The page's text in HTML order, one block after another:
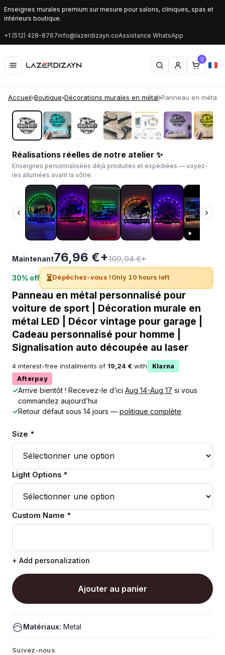
Enseignes murales premium sur mesure pour salons, cliniques, spas et
intérieurs boutique.
+1 (512) 428-8767info@lazerdizayn.coAssistance WhatsApp
0
Accueil›Boutique›Décorations murales en métal›Panneau en métal
‹ ›
Réalisations réelles de notre atelier ✨
Enseignes personnalisées déjà produites et expédiées — voyez-
les allumées avant la vôtre.
‹ ›
Maintenant76,96 €+109,94 €+
30% off ⏳Dépêchez-vous !Only 10 hours left
Panneau en métal personnalisé pour
voiture de sport | Décoration murale en
métal LED | Décor vintage pour garage |
Cadeau personnalisé pour homme |
Signalisation auto découpée au laser
4 interest-free installments of 19,24 € with
Klarna
Afterpay
✓Arrive bientôt ! Recevez-le d’ici Aug 14-Aug 17 si vous
commandez aujourd’hui
✓Retour défaut sous 14 jours — politique complète
Size *
Light Options *
Custom Name *
+ Add personalization
Ajouter au panier
Matériaux: Metal
Suivez-nous